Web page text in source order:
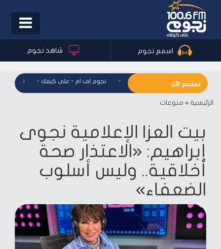
Toggle
اسمع نجوم شاهد نجوم
تستمع الآن
نجوم اف ام - على كيفك - نجوم اف ام - على كيفك نجوم اف
الرئيسية » منوعات
بيت العز| الإعلامية نجوى
إبراهيم: «الاعتذار صحة
أخلاقية.. وليس أسلوب
الضعفاء»